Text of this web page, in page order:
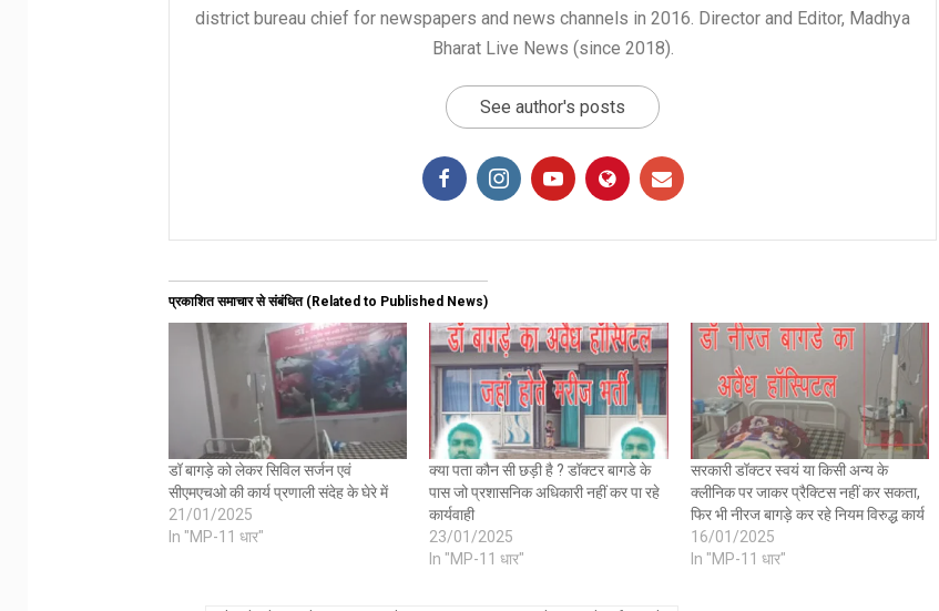
district bureau chief for newspapers and news channels in 2016. Director and Editor, Madhya
Bharat Live News (since 2018).
See author's posts
प्रकाशित समाचार से संबंधित (Related to Published News)
डॉ बागड़े को लेकर सिविल सर्जन एवं
सीएमएचओ की कार्य प्रणाली संदेह के घेरे में
21/01/2025
In "MP-11 धार"
क्या पता कौन सी छड़ी है ? डॉक्टर बागडे के
पास जो प्रशासनिक अधिकारी नहीं कर पा रहे
कार्यवाही
23/01/2025
In "MP-11 धार"
सरकारी डॉक्टर स्वयं या किसी अन्य के
क्लीनिक पर जाकर प्रैक्टिस नहीं कर सकता,
फिर भी नीरज बागड़े कर रहे नियम विरुद्ध कार्य
16/01/2025
In "MP-11 धार"